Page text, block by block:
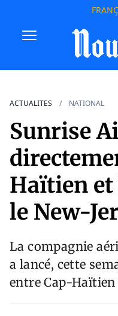
ACTUALITES NATIONAL
Sunrise
Haïtien
le New-
La compagnie
a lancé, cette
entre Cap-Haïtien